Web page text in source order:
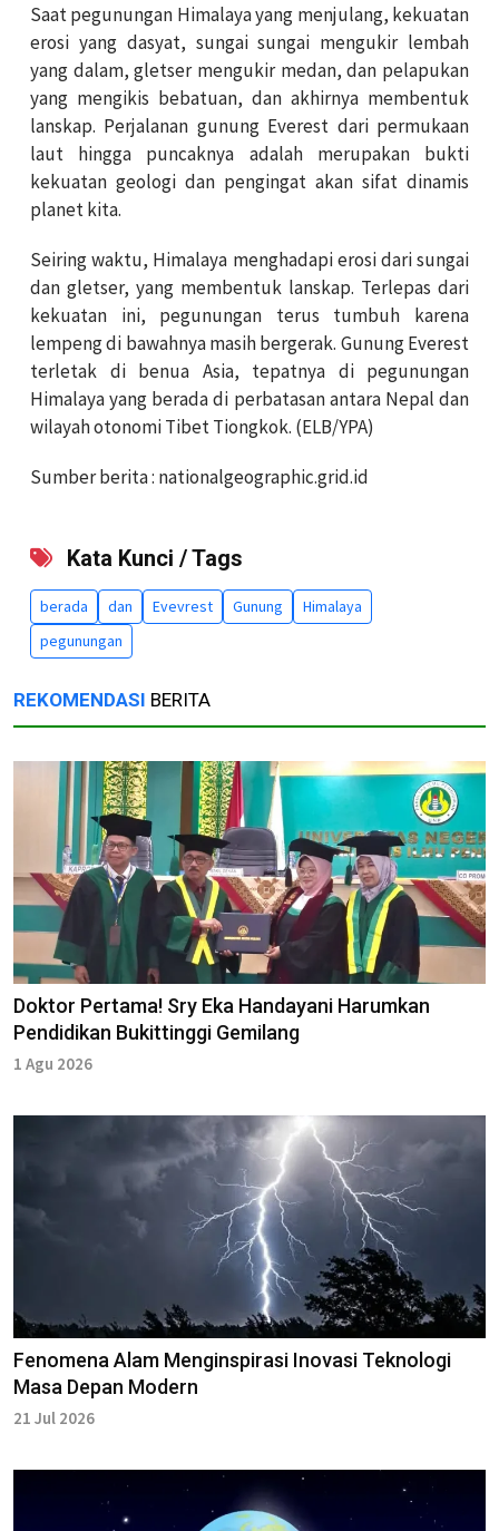
Saat pegunungan Himalaya yang menjulang, kekuatan
erosi yang dasyat, sungai sungai mengukir lembah
yang dalam, gletser mengukir medan, dan pelapukan
yang mengikis bebatuan, dan akhirnya membentuk
lanskap. Perjalanan gunung Everest dari permukaan
laut hingga puncaknya adalah merupakan bukti
kekuatan geologi dan pengingat akan sifat dinamis
planet kita.
Seiring waktu, Himalaya menghadapi erosi dari sungai
dan gletser, yang membentuk lanskap. Terlepas dari
kekuatan ini, pegunungan terus tumbuh karena
lempeng di bawahnya masih bergerak. Gunung Everest
terletak di benua Asia, tepatnya di pegunungan
Himalaya yang berada di perbatasan antara Nepal dan
wilayah otonomi Tibet Tiongkok. (ELB/YPA)
Sumber berita : nationalgeographic.grid.id
Kata Kunci / Tags
berada dan Evevrest Gunung
Himalaya
pegunungan
REKOMENDASI BERITA
Doktor Pertama! Sry Eka Handayani Harumkan
Pendidikan Bukittinggi Gemilang
1 Agu 2026
Fenomena Alam Menginspirasi Inovasi Teknologi
Masa Depan Modern
21 Jul 2026